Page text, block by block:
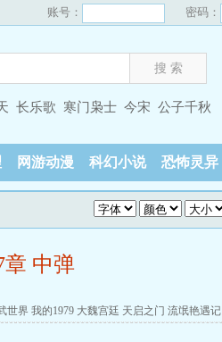
账号： 密码：
长乐歌 寒门枭士 今宋 公子千秋
网游动漫 科幻小说 恐怖灵异
章 中弹
世界 我的1979 大魏宫廷 天启之门 流氓艳遇记